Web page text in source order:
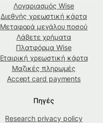
Λογαριασμός Wise
Διεθνής χρεωστική κάρτα
Μεταφορά μεγάλου ποσού
Λάβετε χρήματα
Πλατφόρμα Wise
Εταιρική χρεωστική κάρτα
Μαζικές πληρωμές
Accept card payments
Πηγές
Research privacy policy